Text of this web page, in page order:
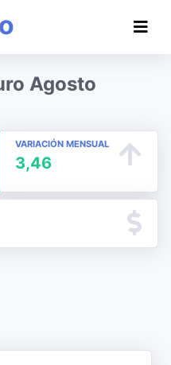
Agosto
VARIACIÓN MENSUAL
3,46